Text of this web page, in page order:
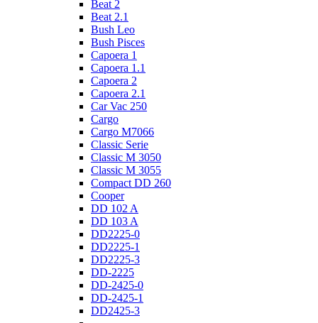
Beat 2
Beat 2.1
Bush Leo
Bush Pisces
Capoera 1
Capoera 1.1
Capoera 2
Capoera 2.1
Car Vac 250
Cargo
Cargo M7066
Classic Serie
Classic M 3050
Classic M 3055
Compact DD 260
Cooper
DD 102 A
DD 103 A
DD2225-0
DD2225-1
DD2225-3
DD-2225
DD-2425-0
DD-2425-1
DD2425-3